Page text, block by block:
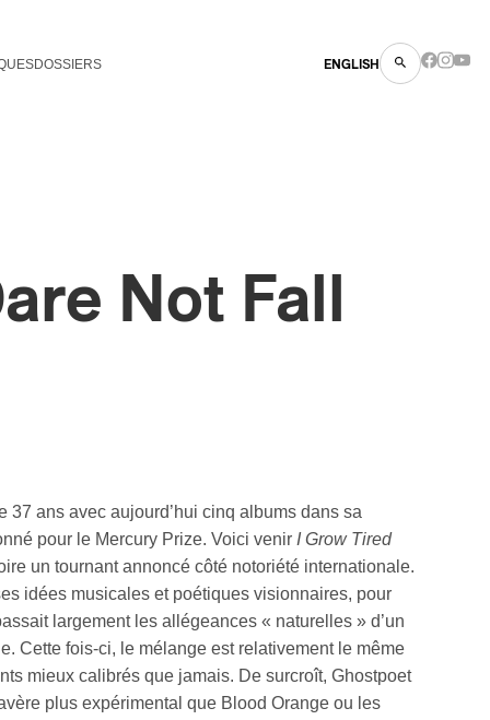
DOSSIERS ENGLISH
Not Fall
37 ans avec aujourd’hui cinq albums dans sa
pour le Mercury Prize. Voici venir I Grow Tired
un tournant annoncé côté notoriété internationale.
idées musicales et poétiques visionnaires, pour
largement les allégeances « naturelles » d’un
Cette fois-ci, le mélange est relativement le même
mieux calibrés que jamais. De surcroît, Ghostpoet
plus expérimental que Blood Orange ou les